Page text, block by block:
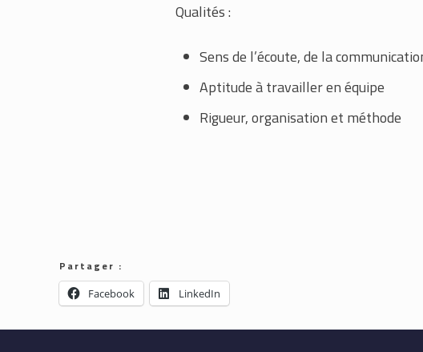
Qualités :
Sens de l’écoute, de la
Aptitude à travailler en équipe
Rigueur, organisation et méthode
Partager :
Facebook LinkedIn